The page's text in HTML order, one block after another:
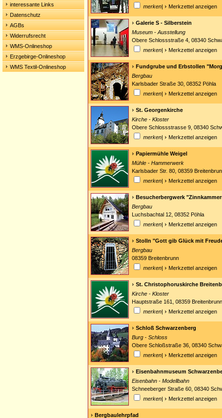
interessante Links
Datenschutz
AGBs
Widerrufsrecht
WMS-Onlineshop
Erzgebirge-Onlineshop
WMS Textil-Onlineshop
merken| Merkzettel anzeigen
Galerie S - Silberstein
Museum - Ausstellung
Obere Schlossstraße 4, 08340
merken| Merkzettel anzeigen
Fundgrube und Erbstollen
Bergbau
Karlsbader Straße 30, 08352 Pöhla
merken| Merkzettel anzeigen
St. Georgenkirche
Kirche - Kloster
Obere Schlossstrasse 9, 08340
merken| Merkzettel anzeigen
Papiermühle Weigel
Mühle - Hammerwerk
Karlsbader Str. 80, 08359
merken| Merkzettel anzeigen
Besucherbergwerk
Bergbau
Luchsbachtal 12, 08352 Pöhla
merken| Merkzettel anzeigen
Stolln "Gott gib Glück mit
Bergbau
08359 Breitenbrunn
merken| Merkzettel anzeigen
St. Christophoruskirche
Kirche - Kloster
Hauptstraße 161, 08359 Breitenbrunn
merken| Merkzettel anzeigen
Schloß Schwarzenberg
Burg - Schloss
Obere Schloßstraße 36, 08340
merken| Merkzettel anzeigen
Eisenbahnmuseum
Eisenbahn - Modellbahn
Schneeberger Straße 60, 08340
merken| Merkzettel anzeigen
Bergbaulehrpfad